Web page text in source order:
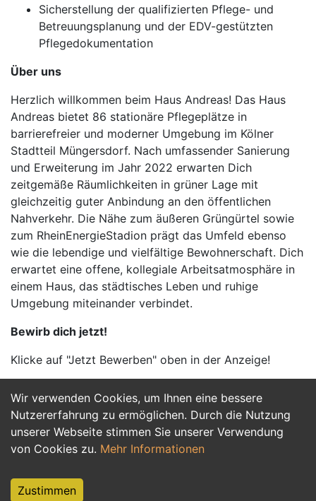
Wir verwenden Cookies, um Ihnen eine bessere
Nutzererfahrung zu ermöglichen. Durch die Nutzung
unserer Webseite stimmen Sie unserer Verwendung
von Cookies zu. Mehr Informationen
Zustimmen
Sicherstellung der qualifizierten Pflege- und
Betreuungsplanung und der EDV-gestützten
Pflegedokumentation
Über uns
Herzlich willkommen beim Haus Andreas! Das Haus
Andreas bietet 86 stationäre Pflegeplätze in
barrierefreier und moderner Umgebung im Kölner
Stadtteil Müngersdorf. Nach umfassender Sanierung
und Erweiterung im Jahr 2022 erwarten Dich
zeitgemäße Räumlichkeiten in grüner Lage mit
gleichzeitig guter Anbindung an den öffentlichen
Nahverkehr. Die Nähe zum äußeren Grüngürtel sowie
zum RheinEnergieStadion prägt das Umfeld ebenso
wie die lebendige und vielfältige Bewohnerschaft. Dich
erwartet eine offene, kollegiale Arbeitsatmosphäre in
einem Haus, das städtisches Leben und ruhige
Umgebung miteinander verbindet.
Bewirb dich jetzt!
Klicke auf "Jetzt Bewerben" oben in der Anzeige!
Jetzt Bewerben